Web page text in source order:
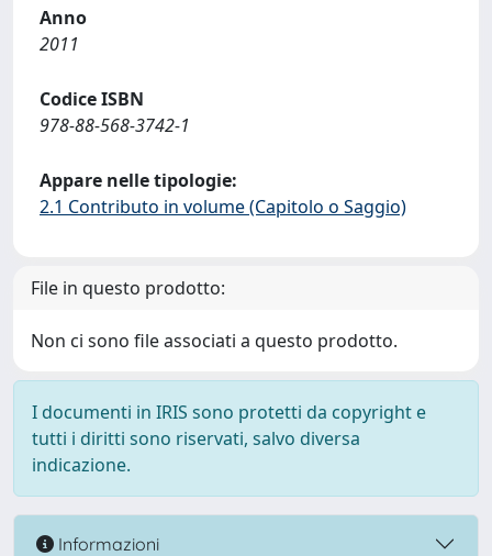
Anno
2011
Codice ISBN
978-88-568-3742-1
Appare nelle tipologie:
2.1 Contributo in volume (Capitolo o Saggio)
File in questo prodotto:
Non ci sono file associati a questo prodotto.
I documenti in IRIS sono protetti da copyright e
tutti i diritti sono riservati, salvo diversa
indicazione.
Informazioni